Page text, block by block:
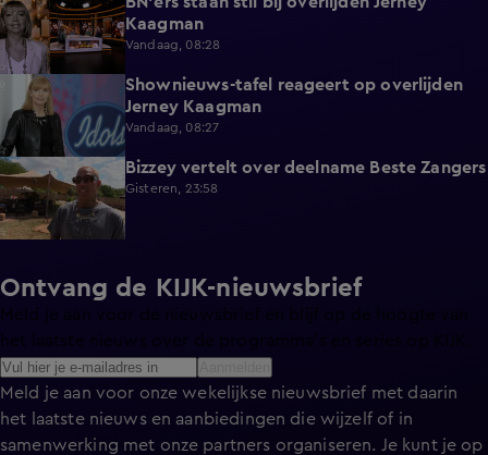
3:44
Kaagman
Vandaag, 08:28
5:12
Shownieuws-tafel reageert op overlijden
Jerney Kaagman
Vandaag, 08:27
1:14 Bizzey vertelt over deelname Beste Zangers
Gisteren, 23:58
Ontvang de KIJK-nieuwsbrief
Meld je aan voor de nieuwsbrief en blijf op de hoogte van
Meld je aan voor onze wekelijkse nieuwsbrief met daarin
het laatste nieuws en aanbiedingen die wijzelf of in
samenwerking met onze partners organiseren. Je kunt je op